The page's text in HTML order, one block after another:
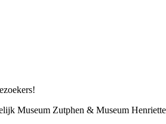
Museum Zutphen & Museum